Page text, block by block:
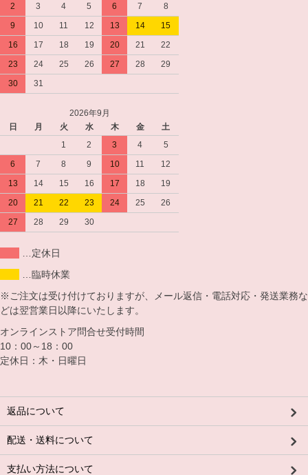
2
3 4 5 6 7
8
9
10 11 12 13 14
15
16
17 18 19 20 21
22
23
24 25 26 27 28
29
30
31
2026年9月
日
月 火 水 木 金
土
1
2 3 4
5
6
7 8 9 10 11
12
13
14 15 16 17 18
19
20
21 22 23 24 25
26
27
28 29 30
…定休日
…臨時休業
※ご注文は受け付けておりますが、メール返信・電話対応・発送業務な
どは翌営業日以降にいたします。
オンラインストア問合せ受付時間
10：00～18：00
定休日：木・日曜日
返品について
配送・送料について
支払い方法について